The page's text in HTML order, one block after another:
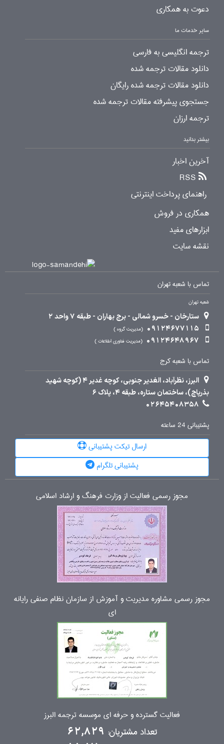
دعوت به همکاری
سایر خدمات ما
ترجمه انگلیسی به فارسی
دانلود مقالات ترجمه شده
دانلود مقالات ترجمه شده رایگان
جستجوی پیشرفته مقالات ترجمه شده
ترجمه ارزان
بیشتر بدانید
آخرین اخبار
RSS
راهنمای پرداخت اینترنتی
همکاری در فروش
ابزارهای مفید
نقشه سایت
تماس با شعبه تهران
شعبه تهران
ستارخان - خسرو شمالی - برج بهاران - طبقه 7 واحد 2
09124677115
مدیریت گروه
09124648967 مدیریت فناوری اطلاعات
تماس با شعبه کرج
البرز، نظرآباد، الغدیر جنوبی، کوچه غدیر 4 (کوچه شهید
بذرپاچ)، ساختمان ستاره، طبقه 4، پلاک 6
02645408358
پشتیبانی 24 ساعته
ارسال تیکت پشتیبانی
پشتیبانی تلگرام
مجوز رسمی فعالیت از وزارت فرهنگ و ارشاد اسلامی
مجوز رسمی مشاوره مدیریت و آموزش از سازمان نظام صنفی رایانه
ای
فعالیت گسترده و حرفه ای موسسه ترجمه البرز
تعداد مشتریان: 62,829